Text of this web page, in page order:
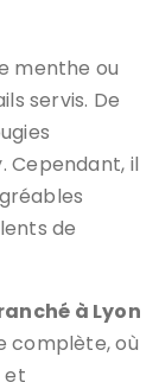
menthe ou
servis. De
Cependant, il
de
à Lyon
complète, où
et